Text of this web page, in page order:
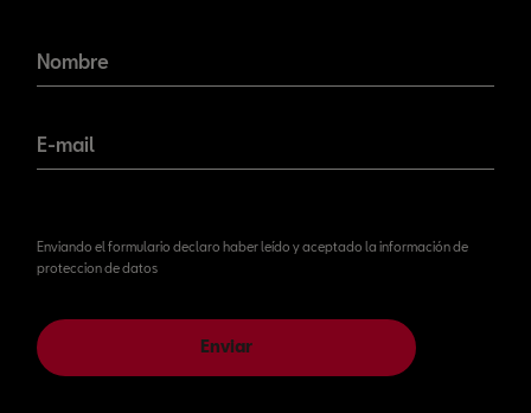
novedades!
Nombre
E-mail
Enviando el formulario declaro haber leído y aceptado la información de
proteccion de datos
Enviar